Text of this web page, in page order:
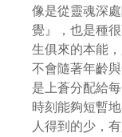
像是從靈魂深
覺』，也是種
生俱來的本能
不會隨著年齡
是上蒼分配給
時刻能夠短暫
人得到的少，